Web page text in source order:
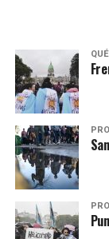
que nadie-
Más MUbis: